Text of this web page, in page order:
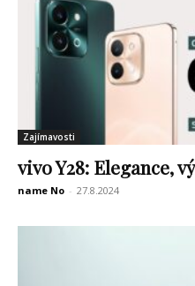
Zajímavosti
vivo Y28: Elegance,
name No - 27.8.2024